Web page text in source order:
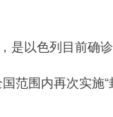
以色列目前确诊
围内再次实施“